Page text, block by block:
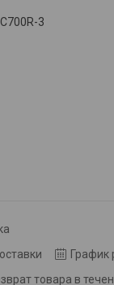
3
График
товара в